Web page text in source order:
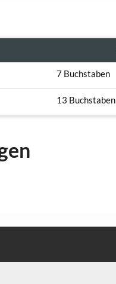
7 Buchstaben
13 Buchstaben